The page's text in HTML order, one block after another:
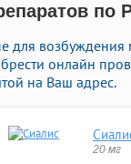
по
для
онлайн
на Ваш адрес.
20 мг